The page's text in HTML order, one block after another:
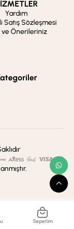
Yardım
Satış Sözleşmesi
ve Önerileriniz
Sepetim